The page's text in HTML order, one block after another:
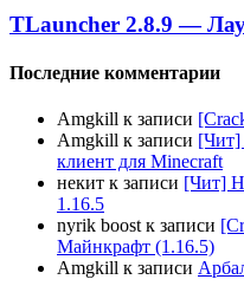
TLauncher 2.8.9 —
Последние комментарии
Amgkill к записи
Amgkill к записи [Чит]
клиент для Minecraft
некит к записи [Чит]
1.16.5
nyrik boost к записи
Майнкрафт (1.16.5)
Amgkill к записи